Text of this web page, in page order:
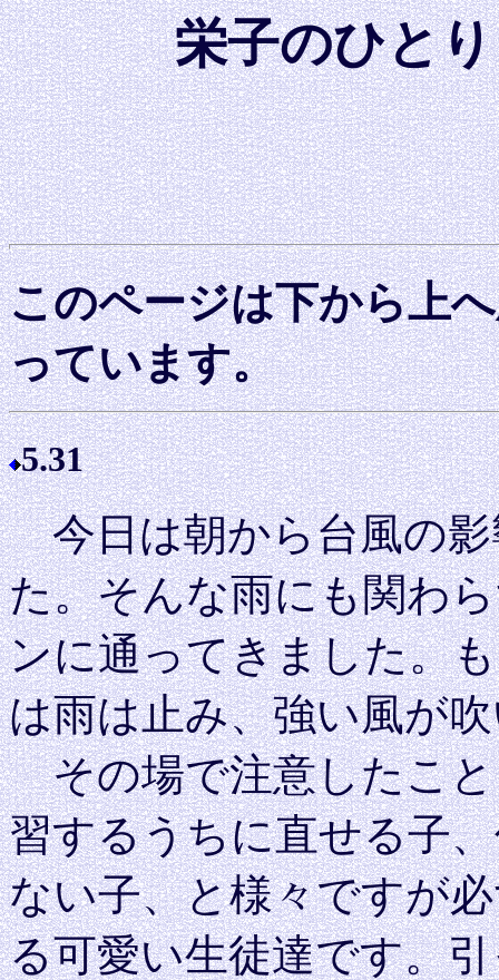
栄子のひと
このページは下から上
っています。
5.31
今日は朝から台風の影
た。そんな雨にも関わ
ンに通ってきました。
は雨は止み、強い風が
その場で注意したこと
習するうちに直せる子
ない子、と様々ですが
る可愛い生徒達です。